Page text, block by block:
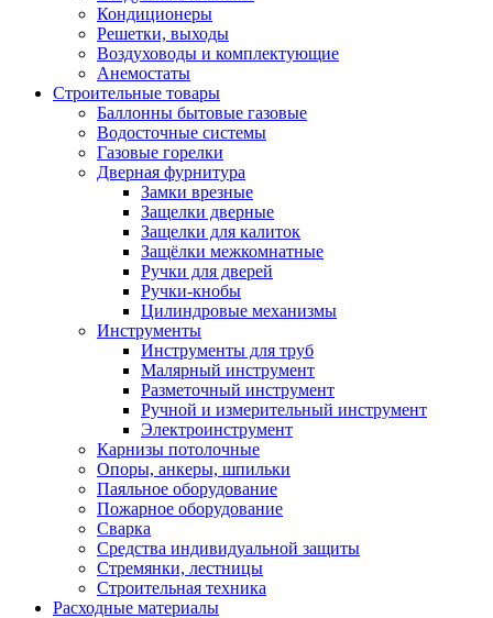
Кондиционеры
Решетки, выходы
Воздуховоды и комплектующие
Анемостаты
Строительные товары
Баллонны бытовые газовые
Водосточные системы
Газовые горелки
Дверная фурнитура
Замки врезные
Защелки дверные
Защелки для калиток
Защёлки межкомнатные
Ручки для дверей
Ручки-кнобы
Цилиндровые механизмы
Инструменты
Инструменты для труб
Малярный инструмент
Разметочный инструмент
Ручной и измерительный инструмент
Электроинструмент
Карнизы потолочные
Опоры, анкеры, шпильки
Паяльное оборудование
Пожарное оборудование
Сварка
Средства индивидуальной защиты
Стремянки, лестницы
Строительная техника
Расходные материалы